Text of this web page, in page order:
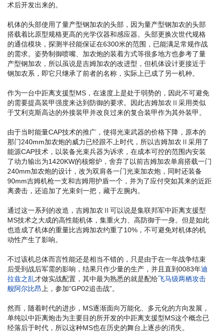
术后开发出来的。
机体的头部使用了量产型钢加农的头部，因为量产型钢加农的头部
搭载着比原型规格更高的光学仪器和感应器。头部更换次世代规格
的通信模块，探测半径能保证在6300米的范围，已能满足常规作战
的需求。姿势制御喷嘴、加农炮的装着方式等很多地方也参考了量
产型钢加农，所以虽说是吉姆加农的改进型，但机体设计更接近于
钢加农系，即它只继承了前者的名称，实际上已成了另一机种。
作为一台中距离支援型MS，在速度上是处于弱势的，因此不可避免
的需要提高装甲强度来达到防御的要求。因此吉姆加农Ⅱ采用类似
于艾利克斯高达的外接装甲并改良过来的复合装甲作为其外装甲。
由于当时能量CAP技术的推广，使得光束武器的价格下降，原本的
那门240mm加农炮的威力已经跟不上时代，所以吉姆加农Ⅱ采用了
能源CAP技术，以装备光束兵器为诉求，在成本可控的范围内安装
了动力输出为1420KW的核熔炉，舍弃了以前吉姆加农单肩搭载一门
240mm加农炮的设计，改为双肩各一门光束加农炮，同时还装备
90mm吉姆机枪一支和吉姆用护盾一个，并为了应付突如其来的近距
离袭击，还追加了光束剑一把，藏于左腕内。
通过这一系列的改造，吉姆加农Ⅱ可以说是集联邦军中距离支援型
MS技术之大成的高性能机体，集重火力、高防御于一身。但是如此
也造成了机体的重量比吉姆加农约重了10%，不可避免对机体的机
动性产生了影响。
不过该机总体而言性能还是相当不错的，只是由于在一年战争结束
后受到战后军需的影响，结果只作少量的生产，并且直到0083年迪
拉兹之乱才做实战配置，其中最为熟悉的就是配给飞马级两栖攻击
舰阿尔比昂上，参加“GP02追击战”。
然而，随着时代的进步，MS逐渐面向万能化、多元化的方向发展，
单纯以中距离炮击为主要目的所开发的中距离支援型MS这个概念已
经落后于时代，所以这种MS也在历史的舞台上逐步的消失。